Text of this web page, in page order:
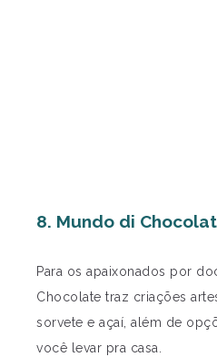
8. Mundo di
Para os apaixonados por
Chocolate traz criações
sorvete e açaí, além de
você levar pra casa.